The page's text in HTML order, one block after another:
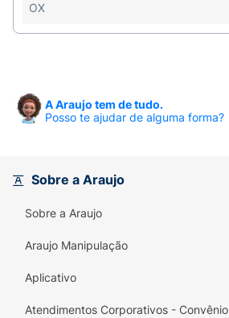
OX
A Araujo tem de tudo.
Posso te ajudar de alguma forma?
Sobre a Araujo
Sobre a Araujo
Araujo Manipulação
Aplicativo
Atendimentos Corporativos - Convênio